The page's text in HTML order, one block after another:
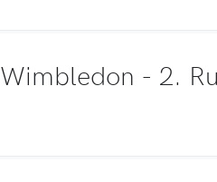
Wimbledon - 2.